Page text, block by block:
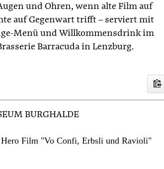
und Ohren, wenn alte Film auf
auf Gegenwart trifft – serviert mit
Menü und Willkommensdrink im
Barracuda in Lenzburg.
BURGHALDE
Hero Film "Vo Confi, Erbsli und Ravioli"